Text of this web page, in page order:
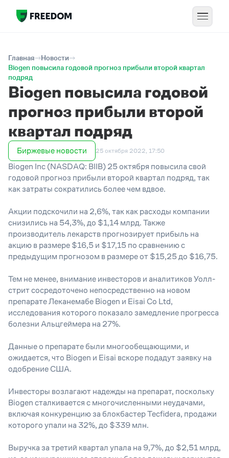
Главная
Новости
Biogen повысила годовой прогноз прибыли второй квартал
подряд
Biogen повысила годовой
прогноз прибыли второй
квартал подряд
Биржевые новости 25 октября 2022, 17:50
Biogen Inc (NASDAQ: BIIB) 25 октября повысила свой
годовой прогноз прибыли второй квартал подряд, так
как затраты сократились более чем вдвое.
Акции подскочили на 2,6%, так как расходы компании
снизились на 54,3%, до $1,14 млрд. Также
производитель лекарств прогнозирует прибыль на
акцию в размере $16,5 и $17,15 по сравнению с
предыдущим прогнозом в размере от $15,25 до $16,75.
Тем не менее, внимание инвесторов и аналитиков Уолл-
стрит сосредоточено непосредственно на новом
препарате Леканемабе Biogen и Eisai Co Ltd,
исследования которого показало замедление прогресса
болезни Альцгеймера на 27%.
Данные о препарате были многообещающими, и
ожидается, что Biogen и Eisai вскоре подадут заявку на
одобрение США.
Инвесторы возлагают надежды на препарат, поскольку
Biogen сталкивается с многочисленными неудачами,
включая конкуренцию за блокбастер Tecfidera, продажи
которого упали на 32%, до $339 млн.
Выручка за третий квартал упала на 9,7%, до $2,51 млрд,